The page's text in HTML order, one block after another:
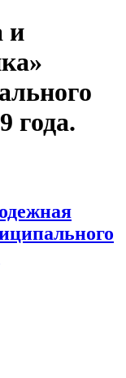
и
года.